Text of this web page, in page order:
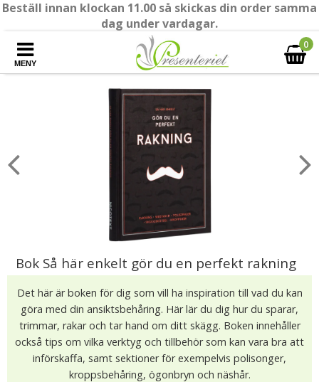
Beställ innan klockan 11.00 så skickas din order samma
dag under vardagar.
MENY
0
Bok Så här enkelt gör du en perfekt rakning
Det här är boken för dig som vill ha inspiration till vad du kan
göra med din ansiktsbehåring. Här lär du dig hur du sparar,
trimmar, rakar och tar hand om ditt skägg. Boken innehåller
också tips om vilka verktyg och tillbehör som kan vara bra att
införskaffa, samt sektioner för exempelvis polisonger,
kroppsbehåring, ögonbryn och näshår.